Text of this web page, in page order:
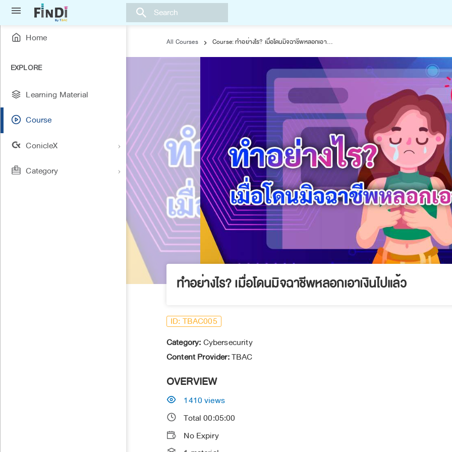

Home
EXPLORE
Learning Material
Course
ConicleX
Category
All Courses  Course: ทำอย่างไร? เมื่อโดนมิจฉาชีพหลอกเอาเงินไปแล้ว
ทำอย่างไร? เมื่อโดนมิจฉาชีพหลอกเอาเงินไปแล้ว
ID:TBAC005
Category:Cybersecurity
Content Provider:TBAC
OVERVIEW
1410views
Total 00:05:00
No Expiry